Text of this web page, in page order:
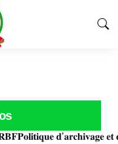
𝐝’𝐚𝐫𝐜𝐡𝐢𝐯𝐚𝐠𝐞 𝐞𝐭 𝐝𝐞